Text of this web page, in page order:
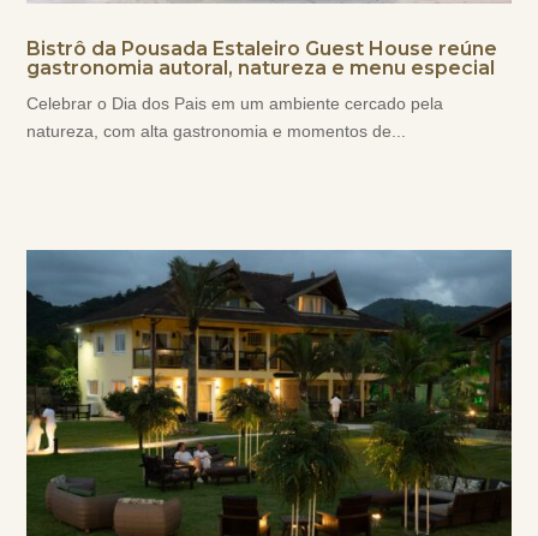
Bistrô da Pousada Estaleiro Guest House reúne
gastronomia autoral, natureza e menu especial
Celebrar o Dia dos Pais em um ambiente cercado pela
natureza, com alta gastronomia e momentos de...